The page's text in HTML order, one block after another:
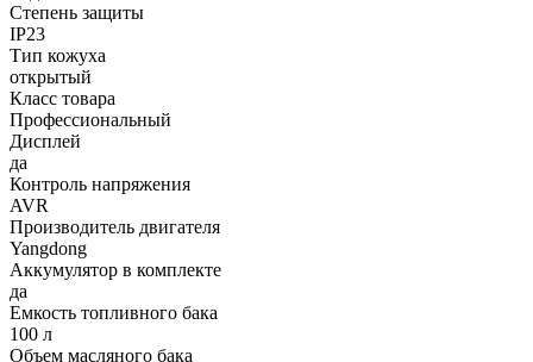
Степень защиты
IP23
Тип кожуха
открытый
Класс товара
Профессиональный
Дисплей
да
Контроль напряжения
AVR
Производитель двигателя
Yangdong
Аккумулятор в комплекте
да
Емкость топливного бака
100 л
Объем масляного бака